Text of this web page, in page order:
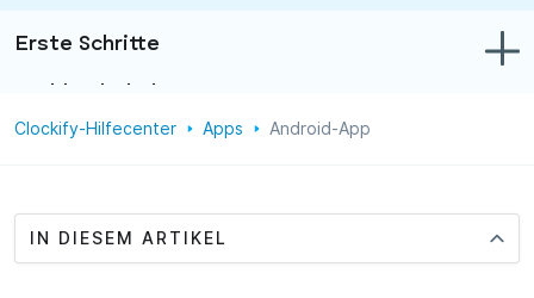
Erste Schritte
Zeit- und Ausgabenerfassung
Projekte
Clockify-Hilfecenter Apps Android-App
IN DIESEM ARTIKEL